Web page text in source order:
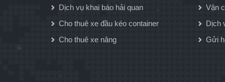
Dịch vụ khai báo hải quan
Cho thuê xe đầu kéo container
Cho thuê xe nâng
Vận
Dịch
Gửi